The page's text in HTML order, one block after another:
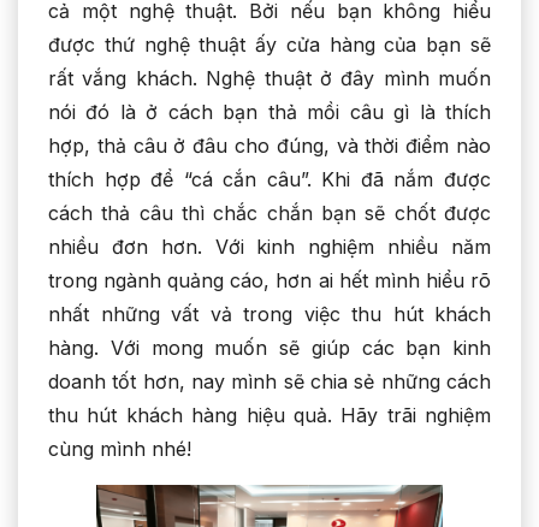
cả một nghệ thuật. Bởi nếu bạn không hiểu
được thứ nghệ thuật ấy cửa hàng của bạn sẽ
rất vắng khách. Nghệ thuật ở đây mình muốn
nói đó là ở cách bạn thả mồi câu gì là thích
hợp, thả câu ở đâu cho đúng, và thời điểm nào
thích hợp để “cá cắn câu”. Khi đã nắm được
cách thả câu thì chắc chắn bạn sẽ chốt được
nhiều đơn hơn. Với kinh nghiệm nhiều năm
trong ngành quảng cáo, hơn ai hết mình hiểu rõ
nhất những vất vả trong việc thu hút khách
hàng. Với mong muốn sẽ giúp các bạn kinh
doanh tốt hơn, nay mình sẽ chia sẻ những cách
thu hút khách hàng hiệu quả. Hãy trãi nghiệm
cùng mình nhé!